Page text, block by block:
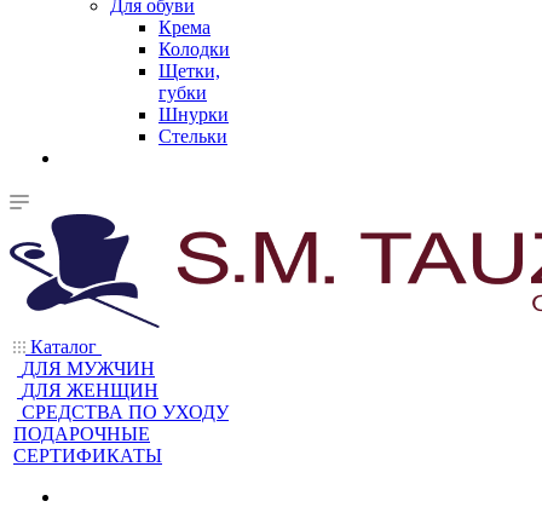
Для обуви
Крема
Колодки
Щетки,
губки
Шнурки
Стельки
Каталог
ДЛЯ МУЖЧИН
ДЛЯ ЖЕНЩИН
CРЕДСТВА ПО УХОДУ
ПОДАРОЧНЫЕ
СЕРТИФИКАТЫ